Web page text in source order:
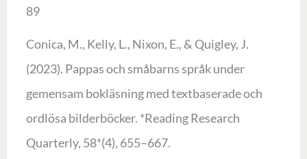
89
Conica, M., Kelly, L., Nixon, E., & Quigley, J.
(2023). Pappas och småbarns språk under
gemensam bokläsning med textbaserade och
ordlösa bilderböcker. *Reading Research
Quarterly, 58*(4), 655–667.